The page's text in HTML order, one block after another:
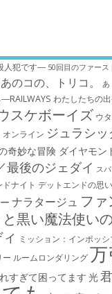
人犯です― 50回目のファース
あのコの、トリコ。 あ
―RAILWAYS わたしたちの
スケボーイズ ウ
ンライン ジュラシ
奇妙な冒険 ダイヤモン
最後のジェダイ ス
ナイト デットエンドの思
ナラタージュ フ
黒い魔法使い
ミッション：インポッ
ー ルームロンダリング
すぎて困ってます 光